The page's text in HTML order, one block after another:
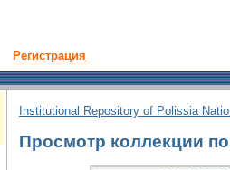
Регистрация
Institutional Repository of Polissia
Просмотр коллекции